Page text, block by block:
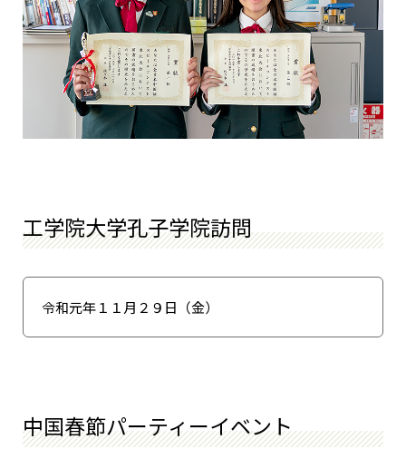
工学院大学孔子学院訪問
令和元年１１月２９日（金）
中国春節パーティーイベント